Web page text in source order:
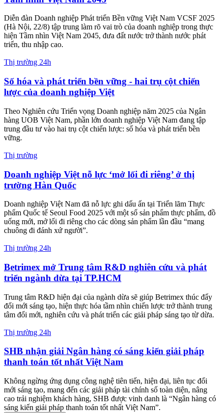
Nhà đất
Izumi City - Cơ hội an cư và đầu tư bền vững tại
khu Đông TP.HCM
đoạn tăng tốc đồng bộ, thị trường bất động sản ven sông Đồng Nai
Thị trường 24h
BAT Việt Nam tiếp tục trao quyền kinh tế cho phụ
nữ vùng biên Tây Ninh
Hơn 100 phụ nữ diện nghèo và cận nghèo ở 3 xã Đông Thành, Mỹ
chương trình “Trao quyền cho phụ nữ” do BAT Việt Nam cùng Hội
Thị trường
Người Việt ở Canada thắp lửa cho giấc mơ ô tô điện
Từ phòng thí nghiệm nhỏ ở Sherbrooke (Canada), những nhà khoa
học Việt Nam lặng lẽ nghiên cứu pin, thuật toán và AI cho ô tô điện
Sữa tươi thanh trùng ít đường Dalatmilk - lựa chọn
mới lành mạnh cho cả gia đình
Sản phẩm mới vừa ra mắt của Dalatmilk có hàm lượng đường bổ
sung giảm hơn 32% so với phiên bản Có đường, giữ nguyên những
giá trị của dòng sản phẩm Sữa tươi thanh trùng với thành phần hoàn
toàn từ sữa tươi cao nguyên, hương vị thơm ngon đặc trưng.
Thị trường 24h
Doanh nghiệp đồng hành cùng Việt Nam thực hiện
Tầm nhìn Việt Nam 2045
Diễn đàn Doanh nghiệp Phát triển Bền vững Việt Nam VCSF 2025
(Hà Nội, 22/8) tập trung làm rõ vai trò của doanh nghiệp trong thực